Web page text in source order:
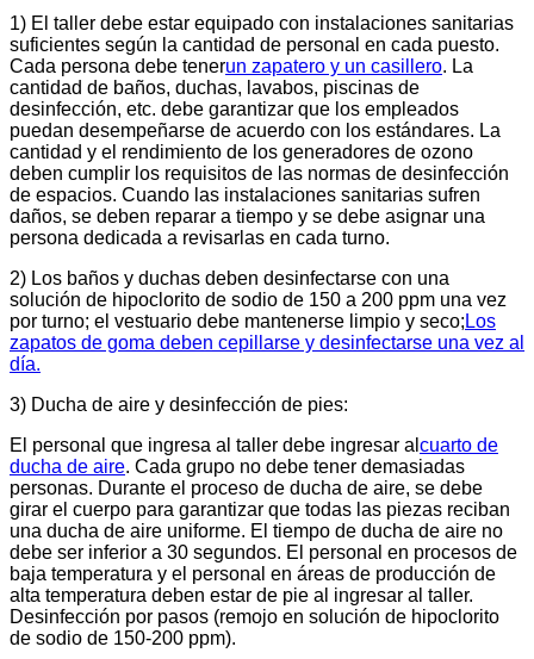
1) El taller debe estar equipado con instalaciones sanitarias
suficientes según la cantidad de personal en cada puesto.
Cada persona debe tenerun zapatero y un casillero. La
cantidad de baños, duchas, lavabos, piscinas de
desinfección, etc. debe garantizar que los empleados
puedan desempeñarse de acuerdo con los estándares. La
cantidad y el rendimiento de los generadores de ozono
deben cumplir los requisitos de las normas de desinfección
de espacios. Cuando las instalaciones sanitarias sufren
daños, se deben reparar a tiempo y se debe asignar una
persona dedicada a revisarlas en cada turno.
2) Los baños y duchas deben desinfectarse con una
solución de hipoclorito de sodio de 150 a 200 ppm una vez
por turno; el vestuario debe mantenerse limpio y seco; Los
zapatos de goma deben cepillarse y desinfectarse una vez al
día.
3) Ducha de aire y desinfección de pies:
El personal que ingresa al taller debe ingresar al cuarto de
ducha de aire. Cada grupo no debe tener demasiadas
personas. Durante el proceso de ducha de aire, se debe
girar el cuerpo para garantizar que todas las piezas reciban
una ducha de aire uniforme. El tiempo de ducha de aire no
debe ser inferior a 30 segundos. El personal en procesos de
baja temperatura y el personal en áreas de producción de
alta temperatura deben estar de pie al ingresar al taller.
Desinfección por pasos (remojo en solución de hipoclorito
de sodio de 150-200 ppm).